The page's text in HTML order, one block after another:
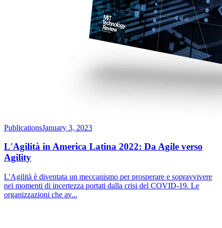
PublicationsJanuary 3, 2023
L'Agilità in America Latina 2022: Da Agile verso
Agility
L'Agilità è diventata un meccanismo per prosperare e sopravvivere
nei momenti di incertezza portati dalla crisi del COVID-19. Le
organizzazioni che av...